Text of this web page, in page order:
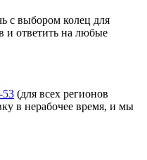
с выбором колец для
и ответить на любые
53 (для всех регионов
в нерабочее время, и мы